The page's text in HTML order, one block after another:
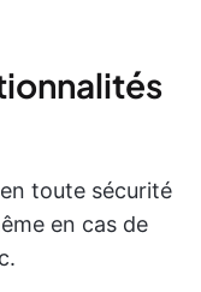
toute sécurité
en cas de